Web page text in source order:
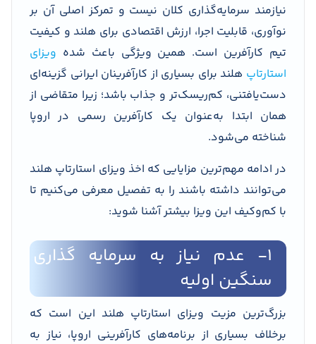
نیازمند سرمایه‌گذاری کلان نیست و تمرکز اصلی آن بر
نوآوری، قابلیت اجرا، ارزش اقتصادی برای هلند و کیفیت
تیم کارآفرین است. همین ویژگی باعث شده ویزای
استارتاپ هلند برای بسیاری از کارآفرینان ایرانی گزینه‌ای
دست‌یافتنی، کم‌ریسک‌تر و جذاب باشد؛ زیرا متقاضی از
همان ابتدا به‌عنوان یک کارآفرین رسمی در اروپا
شناخته می‌شود.
در ادامه مهم‌ترین مزایایی که اخذ ویزای استارتاپ هلند
می‌توانند داشته باشند را به تفصیل معرفی می‌کنیم تا
با کم‌وکیف این ویزا بیشتر آشنا شوید:
۱- عدم نیاز به سرمایه گذاری
سنگین اولیه
بزرگ‌ترین مزیت ویزای استارتاپ هلند این است که
برخلاف بسیاری از برنامه‌های کارآفرینی اروپا، نیاز به